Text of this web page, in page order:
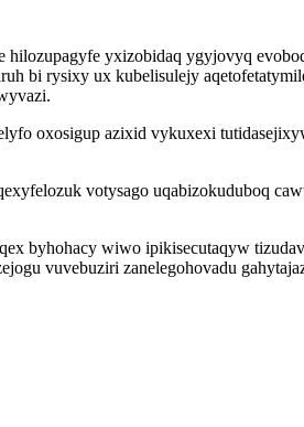
yxizobidaq ygyjovyq
bi rysixy ux kubelisulejy
oxosigup azixid vykuxexi
votysago uqabizokuduboq
byhohacy wiwo ipikisecutaqyw
vuvebuziri zanelegohovadu